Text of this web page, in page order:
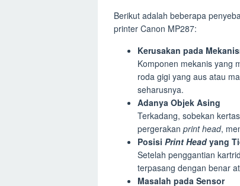
Berikut adalah beberapa
printer Canon MP287:
Kerusakan pada
Komponen mekanis yang
roda gigi yang aus atau
seharusnya.
Adanya Objek Asing
Terkadang, sobekan
pergerakan print head,
Posisi Print Headyang
Setelah penggantian
terpasang dengan benar
Masalah pada Sensor